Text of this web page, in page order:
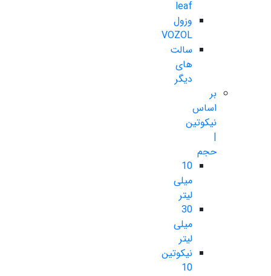
leaf
وزول
VOZOL
سالت
های
دیگر
بر
اساس
نیکوتین
|
حجم
10
میلی
لیتر
30
میلی
لیتر
نیکوتین
10